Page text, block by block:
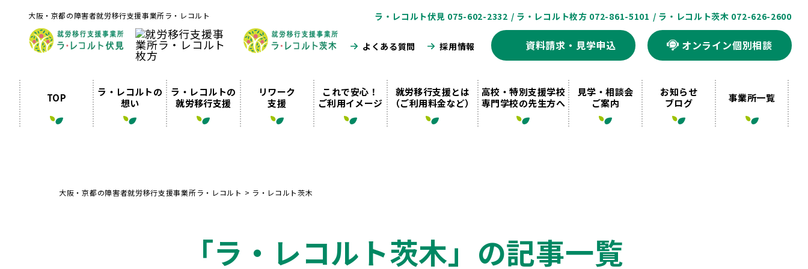
大阪・京都の障害者就労移行支援事業所ラ・レコルト ラ・レコルト伏見 075-602-2332 / ラ・レコルト枚方 072-861-5101 / ラ・レコルト茨木 072-626-2600
よくある質問 採用情報 資料請求・見学申込 オンライン個別相談
TOP
ラ・レコルトの
想い
ラ・レコルトの
就労移行支援
リワーク
支援
これで安心！
ご利用イメージ
就労移行支援とは
（ご利用料金など）
高校・特別支援学校
専門学校の先生方へ
見学・相談会
ご案内
お知らせ
ブログ
事業所一覧
大阪・京都の障害者就労移行支援事業所ラ・レコルト > ラ・レコルト茨木
「ラ・レコルト茨木」の記事一覧